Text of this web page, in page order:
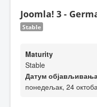
Joomla! 3 -
Stable
Maturity
Stable
Датум
понедељак, 24